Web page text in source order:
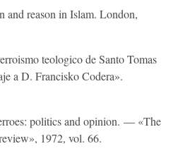
and reason in Islam. London,
teologico de Santo Tomas
a D. Francisko Codera».
politics and opinion. — «The
1972, vol. 66.